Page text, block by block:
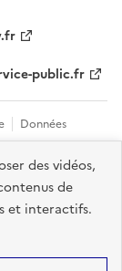
des vidéos,
de
et interactifs.
public.fr
Données
contacts et sites